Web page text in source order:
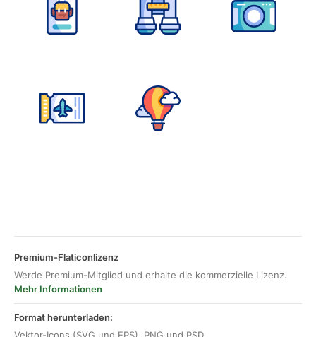
Premium-Flaticonlizenz
Werde Premium-Mitglied und erhalte die kommerzielle Lizenz.
Mehr Informationen
Format herunterladen: